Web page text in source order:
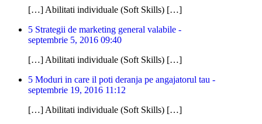
[…] Abilitati individuale (Soft Skills) […]
5 Strategii de marketing general valabile -
septembrie 5, 2016 09:40
[…] Abilitati individuale (Soft Skills) […]
5 Moduri in care il poti deranja pe angajatorul tau -
septembrie 19, 2016 11:12
[…] Abilitati individuale (Soft Skills) […]